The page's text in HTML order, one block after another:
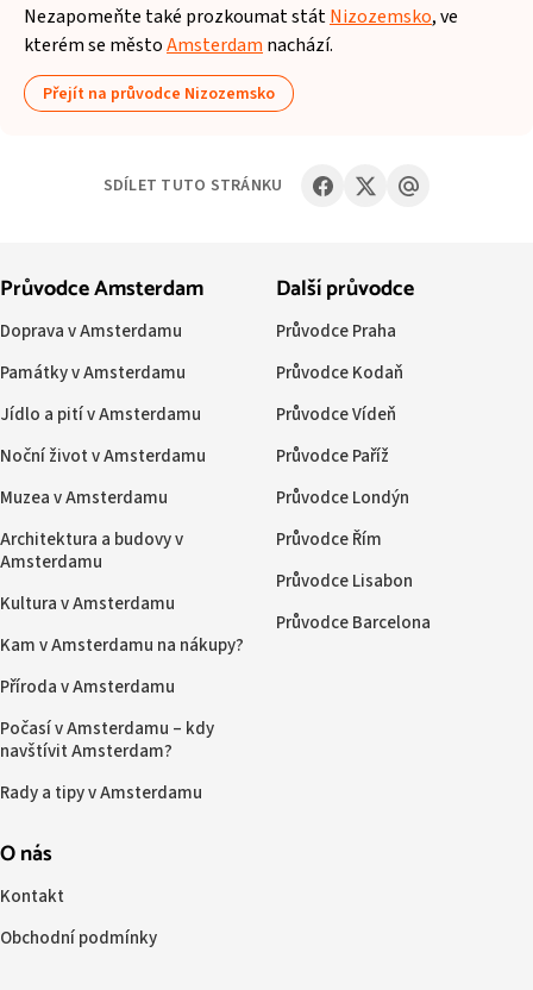
Nezapomeňte také prozkoumat státNizozemsko, ve
kterém se městoAmsterdam nachází.
Přejít na průvodce Nizozemsko
SDÍLET TUTO STRÁNKU
Průvodce Amsterdam
Doprava v Amsterdamu
Památky v Amsterdamu
Jídlo a pití v Amsterdamu
Noční život v Amsterdamu
Muzea v Amsterdamu
Architektura a budovy v
Amsterdamu
Kultura v Amsterdamu
Kam v Amsterdamu na nákupy?
Příroda v Amsterdamu
Počasí v Amsterdamu – kdy
navštívit Amsterdam?
Rady a tipy v Amsterdamu
Další průvodce
Průvodce Praha
Průvodce Kodaň
Průvodce Vídeň
Průvodce Paříž
Průvodce Londýn
Průvodce Řím
Průvodce Lisabon
Průvodce Barcelona
O nás
Kontakt
Obchodní podmínky